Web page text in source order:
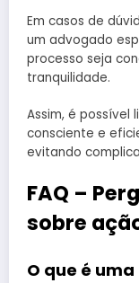
Em casos de
um advogado
processo seja
tranquilidade.
Assim, é
consciente e
evitando
FAQ –
sobre
O que é